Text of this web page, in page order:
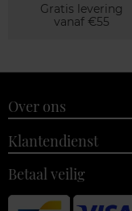
Gratis levering
vanaf €55
Over ons
Klantendienst
Betaal veilig